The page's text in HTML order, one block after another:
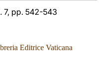
7, pp. 542-543
Editrice Vaticana